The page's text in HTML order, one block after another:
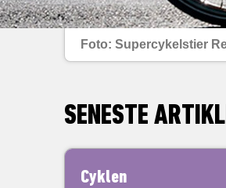
Foto: Supercykelstier
SENESTE
Cyklen